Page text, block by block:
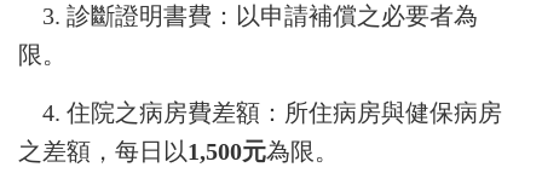
3. 診斷證明書費：以申請補償之必要者為
限。
4. 住院之病房費差額：所住病房與健保病房
之差額，每日以1,500元為限。